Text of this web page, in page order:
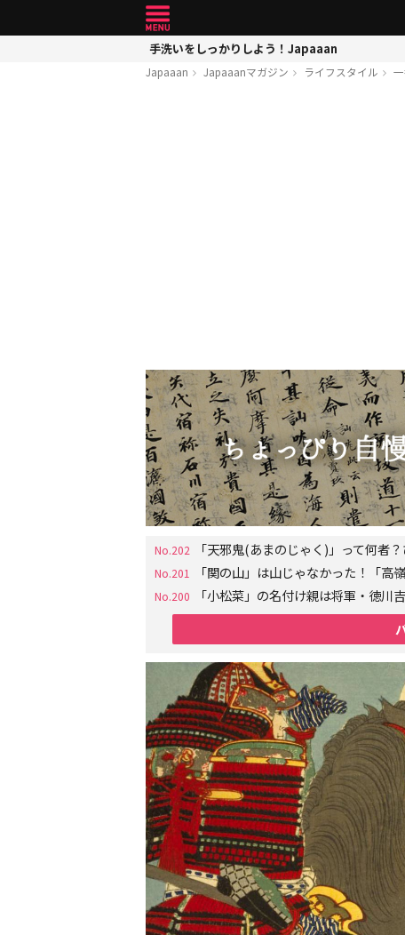
手洗いをしっかりしよう！Japaaan
Japaaan Japaaanマガジン ライフスタイル
No.202 「天邪鬼(あまのじゃく)」って何者
No.201 「関の山」は山じゃなかった！「
No.200
「小松菜」の名付け親は将軍・徳